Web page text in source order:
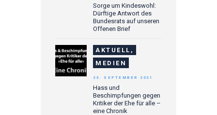
Sorge um Kindeswohl:
Dürftige Antwort des
Bundesrats auf unseren
Offenen Brief
AKTUELL,
MEDIEN
Hass und
Beschimpfungen gegen
Kritiker der Ehe für alle –
eine Chronik
23. SEPTEMBER 2021